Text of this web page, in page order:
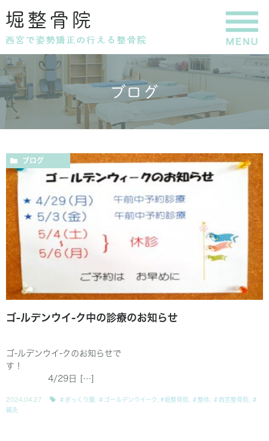
ブログ
ブログ
ゴ-ルデンウイ-ク中の診療のお知らせ
ゴ-ルデンウイ-クのお知らせで
す！
4/29日 […]
2024.04.27 ＃ぎっくり腰 ＃ゴールデンウイーク #堀整骨院 ＃整体 ＃西宮整骨院
＃
鍼灸